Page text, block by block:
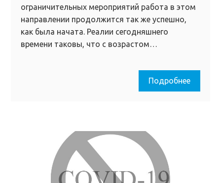
ограничительных мероприятий работа в этом
направлении продолжится так же успешно,
как была начата. Реалии сегодняшнего
времени таковы, что с возрастом…
Подробнее